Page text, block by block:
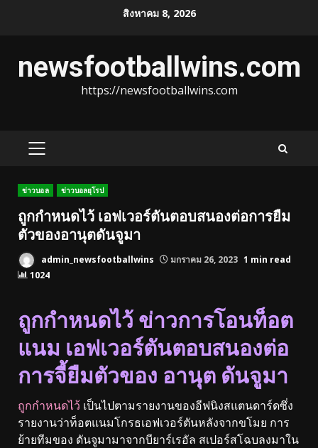
สิงหาคม 8, 2026
newsfootballwins.com
https://newsfootballwins.com
PRIMARY
ข่าวบอล ข่าวบอลยุโรป
ถูกกำหนดไว้ เอฟเวอร์ตันตอบสนองต่อการยืม
ตัวของอานุตดันจูมา
admin_newsfootballwins มกราคม 26, 2023 1 min read
1024
ถูกกำหนดไว้ ข่าวการโอนท็อต
แนม เอฟเวอร์ตันตอบสนองต่อ
การจี้ยืมตัวของ อานุต ดันจูมา
ถูกกำหนดไว้ เป็นไปตามรายงานของอีฟนิงสแตนดาร์ดซึ่ง
รายงานว่าท็อตแนมโกรธเอฟเวอร์ตันหลังจากขโมย การ
ย้ายทีมของ ดันจูมามาจากบียาร์เรอัล สเปอร์สโฉบลงมาใน